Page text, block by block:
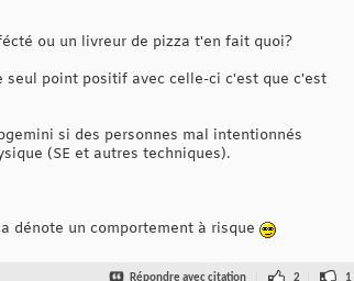
ou un livreur de pizza t'en fait quoi?
point positif avec celle-ci c'est que c'est
si des personnes mal intentionnés
(SE et autres techniques).
dénote un comportement à risque